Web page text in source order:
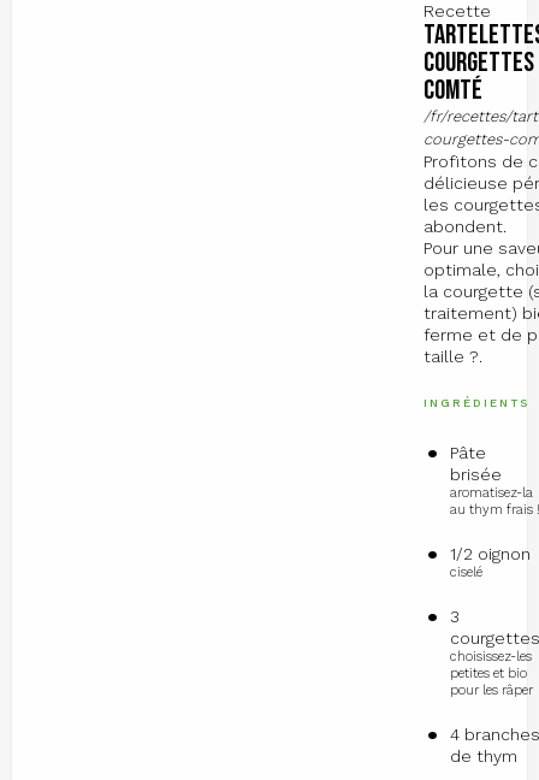
Recette
comté
/fr/recettes/
courgettes-
Profitons de
délicieuse
les
abondent.
Pour une
optimale,
la courgette
traitement)
ferme et de
taille ?.
INGRÉDIENTS
Pâte
brisée
aromatisez-la
au thym frais
1/2 oignon
ciselé
3
choisissez-les
petites et bio
pour les râper
4
de thym